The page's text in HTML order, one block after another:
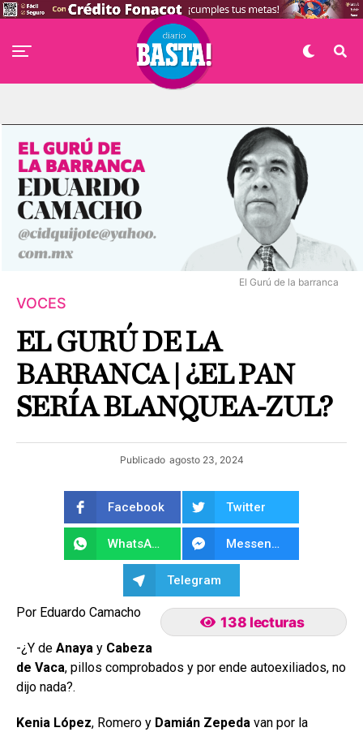
El Gurú de la barranca
VOCES
EL GURÚ DE LA
BARRANCA | ¿EL PAN
SERÍA BLANQUEA-ZUL?
Publicado agosto 23, 2024
Facebook Twitter
WhatsApp Messenger
Telegram
138 lecturas
Por Eduardo Camacho
-¿Y de Anaya y Cabeza
de Vaca, pillos comprobados y por ende autoexiliados, no
dijo nada?.
Kenia López, Romero y Damián Zepeda van por la